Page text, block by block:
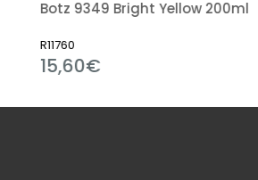
Botz 9349 Bright Yellow 200ml
R11760
15,60€